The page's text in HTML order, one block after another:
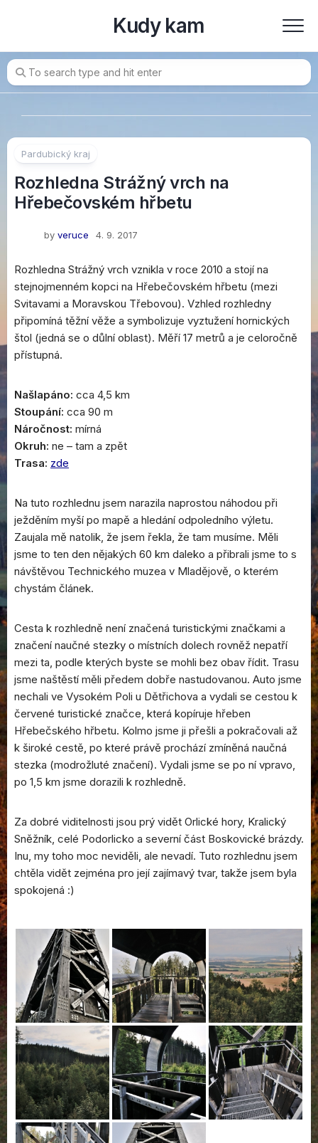
Kudy kam
Pardubický kraj
Rozhledna Strážný vrch na
Hřebečovském hřbetu
by veruce 4. 9. 2017
Rozhledna Strážný vrch vznikla v roce 2010 a stojí na
stejnojmenném kopci na Hřebečovském hřbetu (mezi
Svitavami a Moravskou Třebovou). Vzhled rozhledny
připomíná těžní věže a symbolizuje vyztužení hornických
štol (jedná se o důlní oblast). Měří 17 metrů a je celoročně
přístupná.
Našlapáno: cca 4,5 km
Stoupání: cca 90 m
Náročnost: mírná
Okruh: ne – tam a zpět
Trasa: zde
Na tuto rozhlednu jsem narazila naprostou náhodou při
ježděním myší po mapě a hledání odpoledního výletu.
Zaujala mě natolik, že jsem řekla, že tam musíme. Měli
jsme to ten den nějakých 60 km daleko a přibrali jsme to s
návštěvou Technického muzea v Mladějově, o kterém
chystám článek.
Cesta k rozhledně není značená turistickými značkami a
značení naučné stezky o místních dolech rovněž nepatří
mezi ta, podle kterých byste se mohli bez obav řídit. Trasu
jsme naštěstí měli předem dobře nastudovanou. Auto jsme
nechali ve Vysokém Poli u Dětřichova a vydali se cestou k
červené turistické značce, která kopíruje hřeben
Hřebečského hřbetu. Kolmo jsme ji přešli a pokračovali až
k široké cestě, po které právě prochází zmíněná naučná
stezka (modrožluté značení). Vydali jsme se po ní vpravo,
po 1,5 km jsme dorazili k rozhledně.
Za dobré viditelnosti jsou prý vidět Orlické hory, Kralický
Sněžník, celé Podorlicko a severní část Boskovické brázdy.
Inu, my toho moc neviděli, ale nevadí. Tuto rozhlednu jsem
chtěla vidět zejména pro její zajímavý tvar, takže jsem byla
spokojená :)